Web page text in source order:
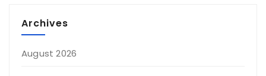
Archives
August 2026